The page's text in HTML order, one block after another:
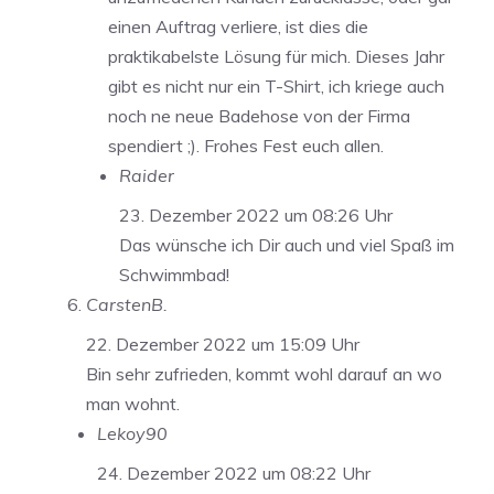
einen Auftrag verliere, ist dies die
praktikabelste Lösung für mich. Dieses Jahr
gibt es nicht nur ein T-Shirt, ich kriege auch
noch ne neue Badehose von der Firma
spendiert ;). Frohes Fest euch allen.
Raider
23. Dezember 2022 um 08:26 Uhr
Das wünsche ich Dir auch und viel Spaß im
Schwimmbad!
CarstenB.
22. Dezember 2022 um 15:09 Uhr
Bin sehr zufrieden, kommt wohl darauf an wo
man wohnt.
Lekoy90
24. Dezember 2022 um 08:22 Uhr